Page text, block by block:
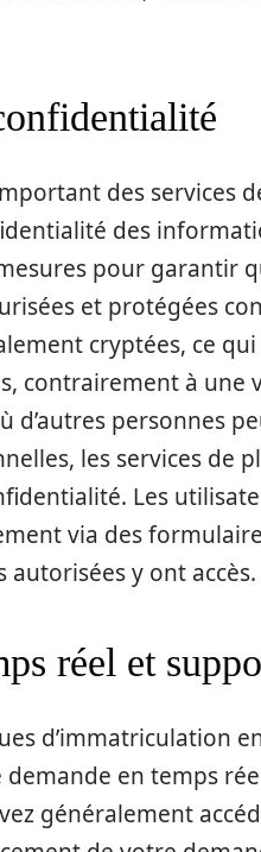
des services
des
pour garantir
et protégées
cryptées, ce
contrairement à
d’autres personnes
les services de
Les
via des
autorisées y ont accès.
réel et
d’immatriculation
demande en temps
généralement